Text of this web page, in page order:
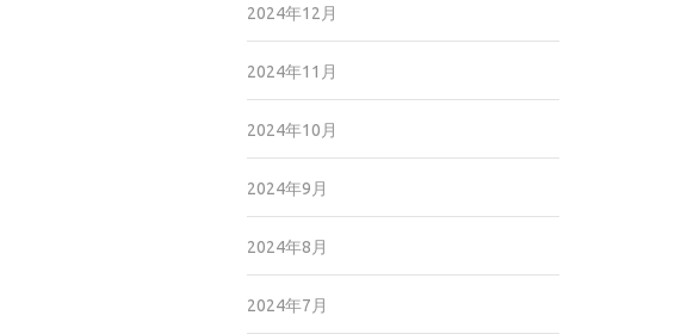
2024年12月
2024年11月
2024年10月
2024年9月
2024年8月
2024年7月